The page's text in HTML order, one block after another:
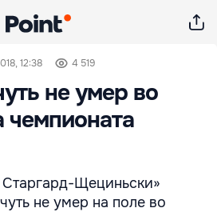
12:38 4 519
не умер во
чемпионата
Щециньски»
не умер на поле во